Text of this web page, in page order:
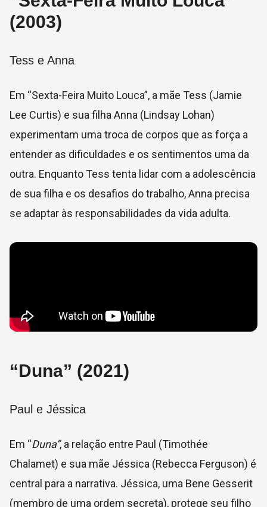
(2003)
Tess e Anna
Em “Sexta-Feira Muito Louca”, a mãe Tess (Jamie
Lee Curtis) e sua filha Anna (Lindsay Lohan)
experimentam uma troca de corpos que as força a
entender as dificuldades e os sentimentos uma da
outra. Enquanto Tess tenta lidar com a adolescência
de sua filha e os desafios do trabalho, Anna precisa
se adaptar às responsabilidades da vida adulta.
“Duna” (2021)
Paul e Jéssica
Em “Duna”, a relação entre Paul (Timothée
Chalamet) e sua mãe Jéssica (Rebecca Ferguson) é
central para a narrativa. Jéssica, uma Bene Gesserit
(membro de uma ordem secreta), protege seu filho